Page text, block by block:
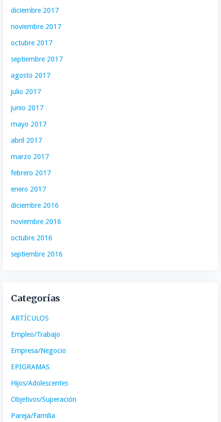
diciembre 2017
noviembre 2017
octubre 2017
septiembre 2017
agosto 2017
julio 2017
junio 2017
mayo 2017
abril 2017
marzo 2017
febrero 2017
enero 2017
diciembre 2016
noviembre 2016
octubre 2016
septiembre 2016
Categorías
ARTÍCULOS
Empleo/Trabajo
Empresa/Negocio
EPIGRAMAS
Hijos/Adolescentes
Objetivos/Superación
Pareja/Familia